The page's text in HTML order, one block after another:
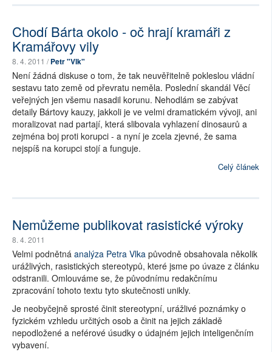
Chodí Bárta okolo - oč hrají kramáři z
Kramářovy vily
8. 4. 2011 /Petr "Vlk"
Není žádná diskuse o tom, že tak neuvěřitelně pokleslou vládní
sestavu tato země od převratu neměla. Poslední skandál Věcí
veřejných jen všemu nasadil korunu. Nehodlám se zabývat
detaily Bártovy kauzy, jakkoli je ve velmi dramatickém vývoji, ani
moralizovat nad partají, která slibovala vyhlazení dinosaurů a
zejména boj proti korupci - a nyní je zcela zjevné, že sama
nejspíš na korupci stojí a funguje.
Celý článek
Nemůžeme publikovat rasistické výroky
8. 4. 2011
Velmi podnětná analýza Petra Vlka původně obsahovala několik
urážlivých, rasistických stereotypů, které jsme po úvaze z článku
odstranili. Omlouváme se, že původnímu redakčnímu
zpracování tohoto textu tyto skutečnosti unikly.
Je neobyčejně sprosté činit stereotypní, urážlivé poznámky o
fyzickém vzhledu určitých osob a činit na jejich základě
nepodložené a neférové úsudky o údajném jejich inteligenčním
vybavení.